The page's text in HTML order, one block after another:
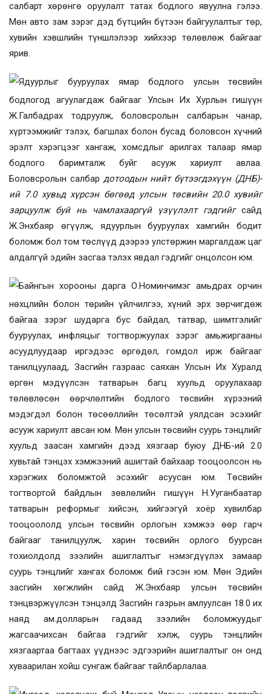
салбарт хөрөнгө оруулалт татах бодлого явуулна гэлээ.
Мөн авто зам зэрэг дэд бүтцийн бүтээн байгуулалтыг төр,
хувийн хэвшлийн түншлэлээр хийхээр төлөвлөж байгааг
ярив.
Ядуурлыг бууруулах ямар бодлого улсын төсвийн
бодлогод агуулагдаж байгааг Улсын Их Хурлын гишүүн
Ж.Галбадрах тодруулж, боловсролын салбарын чанар,
хүртээмжийг тэлэх, багшлах болон бусад боловсон хүчний
эрэлт хэрэгцээг хангаж, хомсдлыг арилгах талаар ямар
бодлого баримталж буйг асууж хариулт авлаа.
Боловсролын салбар дотоодын нийт бүтээгдэхүүн (ДНБ)-
ий 7.0 хувьд хүрсэн бөгөөд улсын төсвийн 20.0 хувийг
зарцуулж буй нь чамлахааргүй үзүүлэлт гэдгийг сайд
Ж.Энхбаяр өгүүлж, ядуурлын бууруулах хамгийн бодит
боломж бол том төслүүд дээрээ улстөржин маргалдаж цаг
алдалгүй эдийн засгаа тэлэх явдал гэдгийг онцолсон юм.
Байнгын хорооны дарга О.Номинчимэг амьдрах орчин
нөхцлийн болон төрийн үйлчилгээ, хүний эрх зөрчигдөж
байгаа зэрэг шударга бус байдал, татвар, шимтгэлийг
бууруулах, инфляцыг тогтворжуулах зэрэг амьжиргааны
асуудлуудаар иргэдээс өргөдөл, гомдол ирж байгааг
танилцуулаад, Засгийн газраас саяхан Улсын Их Хуралд
өргөн мэдүүлсэн татварын багц хуульд оруулахаар
төлөвлөсөн өөрчлөлтийн бодлого төсвийн хүрээний
мэдэгдэл болон төсөөллийн төсөлтэй уялдсан эсэхийг
асууж хариулт авсан юм. Мөн улсын төсвийн суурь тэнцлийг
хуульд заасан хамгийн дээд хязгаар буюу ДНБ-ий 2.0
хувьтай тэнцэх хэмжээний ашигтай байхаар тооцоолсон нь
хэрэгжих боломжтой эсэхийг асуусан юм. Төсвийн
тогтвортой байдлын зөвлөлийн гишүүн Н.Ууганбаатар
татварын реформыг хийсэн, хийгээгүй хоёр хувилбар
тооцоололд улсын төсвийн орлогын хэмжээ өөр гарч
байгааг танилцуулж, харин төсвийн орлого буурсан
тохиолдолд зээлийн ашиглалтыг нэмэгдүүлэх замаар
суурь тэнцлийг хангах боломж бий гэсэн юм. Мөн Эдийн
засгийн хөгжлийн сайд Ж.Энхбаяр
улсын төсвийн
тэнцвэржүүлсэн тэнцэлд Засгийн газрын амлуулсан 18.0 их
наяд ам.долларын гадаад зээлийн боломжуудыг
жагсаачихсан байгаа гэдгийг хэлж, суурь тэнцлийн
хязгаартаа багтаах үүднээс эдгээрийн ашиглалтыг он онд
хуваарилан хойш сунгаж байгааг тайлбарлалаа.